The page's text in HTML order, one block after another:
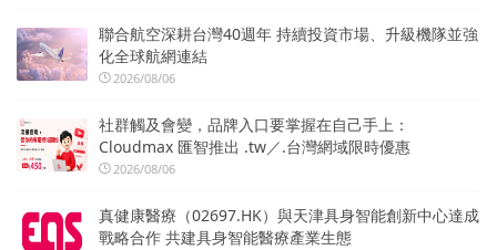
聯合航空深耕台灣40週年 持續投資市場、升級機隊並強
化全球航網連結
2026/08/06
社群觸及會變，品牌入口要掌握在自己手上：
Cloudmax 匯智推出 .tw／.台灣網域限時優惠
2026/08/06
真健康醫療（02697.HK）與天津具身智能創新中心達成
戰略合作 共建具身智能醫療產業生態